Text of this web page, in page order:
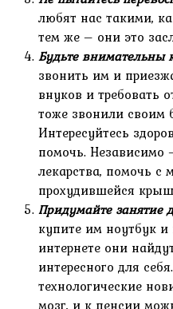
любят нас такими,
тем же – они это
Будьте внимательны
звонить им и
внуков и требовать
тоже звонили своим
Интересуйтесь
помочь. Независимо
лекарства, помочь
прохудившейся
Придумайте занятие
купите им ноутбук и
интернете они
интересного для
технологические